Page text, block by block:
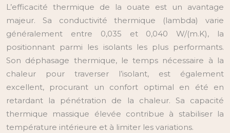
L’efficacité thermique de la ouate est un avantage
majeur. Sa conductivité thermique (lambda) varie
généralement entre 0,035 et 0,040 W/(m.K), la
positionnant parmi les isolants les plus performants.
Son déphasage thermique, le temps nécessaire à la
chaleur pour traverser l’isolant, est également
excellent, procurant un confort optimal en été en
retardant la pénétration de la chaleur. Sa capacité
thermique massique élevée contribue à stabiliser la
température intérieure et à limiter les variations.